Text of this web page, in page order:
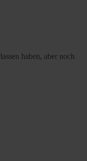
haben, aber noch